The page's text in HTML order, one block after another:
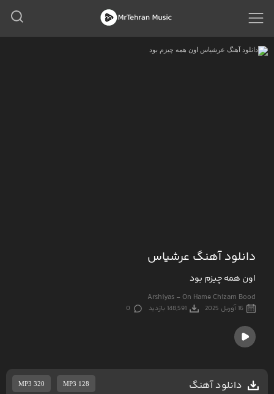
دانلود آهنگ عرشیاس
اون همه چیزم بود
Arshiyas - On Hame Chizam Bood
16 آوریل 2025 148,591 بازدید 0
دانلود آهنگ MP3 320 MP3 128